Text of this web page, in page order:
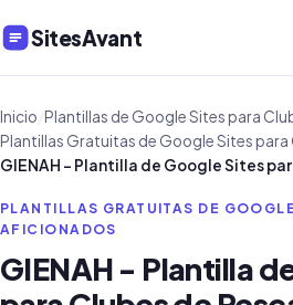
SitesAvant
Inicio/Plantillas de Google Sites para
Plantillas Gratuitas de Google Sites
GIENAH - Plantilla de Google Sites
PLANTILLAS GRATUITAS DE
AFICIONADOS
GIENAH - Plantilla